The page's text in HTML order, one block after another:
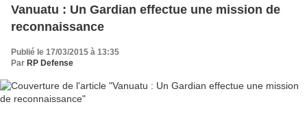
Vanuatu : Un Gardian effectue une mission de
reconnaissance
Publié le 17/03/2015 à 13:35
Par RP Defense